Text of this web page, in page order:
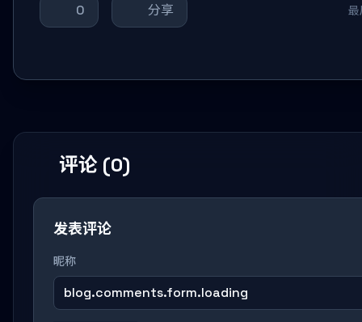
0 分享
评论 (0)
发表评论
昵称
blog.comments.form.loading